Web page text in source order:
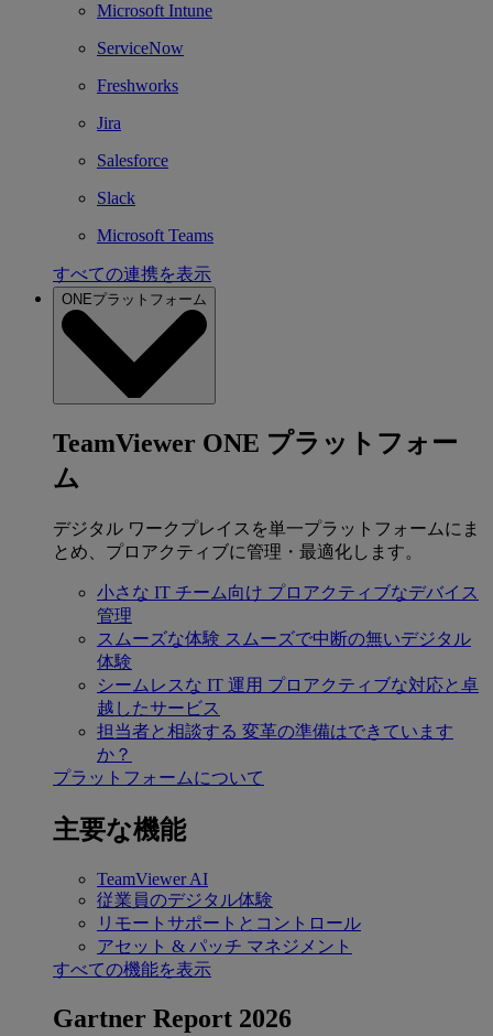
Microsoft Intune
ServiceNow
Freshworks
Jira
Salesforce
Slack
Microsoft Teams
すべての連携を表示
ONEプラットフォーム
TeamViewer ONE プラットフォー
ム
デジタル ワークプレイスを単一プラットフォームにま
とめ、プロアクティブに管理・最適化します。
小さな IT チーム向け プロアクティブなデバイス
管理
スムーズな体験 スムーズで中断の無いデジタル
体験
シームレスな IT 運用 プロアクティブな対応と卓
越したサービス
担当者と相談する 変革の準備はできています
か？
プラットフォームについて
主要な機能
TeamViewer AI
従業員のデジタル体験
リモートサポートとコントロール
アセット & パッチ マネジメント
すべての機能を表示
Gartner Report 2026